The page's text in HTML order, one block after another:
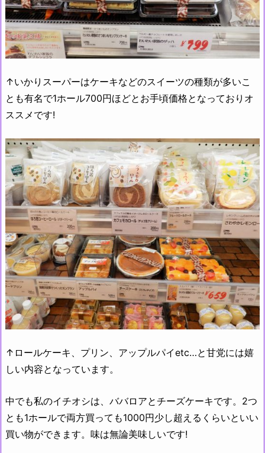
↑いかりスーパーはケーキなどのスイーツの種類が多いこ
とも有名で1ホール700円ほどとお手頃価格となっておりオ
ススメです!
↑ロールケーキ、プリン、アップルパイetc…と甘党には嬉
しい内容となっています。
中でも私のイチオシは、ババロアとチーズケーキです。2つ
とも1ホールで両方買っても1000円少し超えるくらいといい
買い物ができます。味は無論美味しいです!